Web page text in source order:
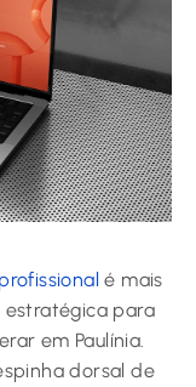
é mais
estratégica para
em Paulínia.
dorsal de